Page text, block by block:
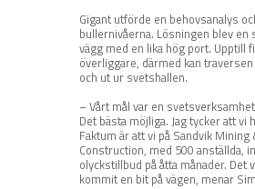
Gigant utförde en behovsanalys
bullernivåerna. Lösningen blev en
vägg med en lika hög port. Upptill
överliggare, därmed kan
och ut ur svetshallen.
– Vårt mål var en
Det bästa möjliga. Jag tycker att vi
Faktum är att vi på Sandvik Mining
Construction, med 500 anställda,
olyckstillbud på åtta månader. Det
kommit en bit på vägen, menar